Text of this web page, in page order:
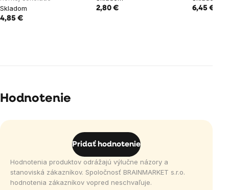
Skladom
4,85 €
2,80 € 6,45 €
Hodnotenie
Pridať hodnotenie
Hodnotenia produktov odrážajú výlučne názory a
stanoviská zákazníkov. Spoločnosť BRAINMARKET s.r.o.
hodnotenia zákazníkov vopred neschvaľuje.